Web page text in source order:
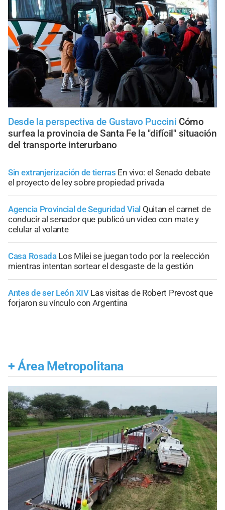
Desde la perspectiva de Gustavo Puccini Cómo
surfea la provincia de Santa Fe la "difícil" situación
del transporte interurbano
Sin extranjerización de tierras En vivo: el Senado debate
el proyecto de ley sobre propiedad privada
Agencia Provincial de Seguridad Vial Quitan el carnet de
conducir al senador que publicó un video con mate y
celular al volante
Casa Rosada Los Milei se juegan todo por la reelección
mientras intentan sortear el desgaste de la gestión
Antes de ser León XIV Las visitas de Robert Prevost que
forjaron su vínculo con Argentina
+ Área Metropolitana